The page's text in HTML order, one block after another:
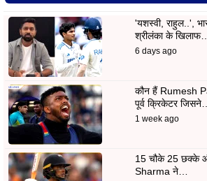
'यशस्वी, राहुल..',
श्रीलंका के
6 days ago
कौन हैं Rumesh
पूर्व क्रिकेटर
1 week ago
15 चौके 25 छक्के
Sharma ने…